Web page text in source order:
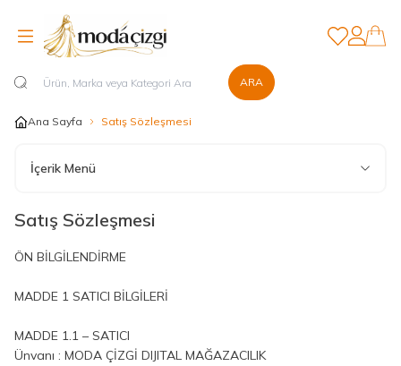
ARA
Hesabım
Favorilerim
Ana Sayfa Satış Sözleşmesi
İçerik Menü
Satış Sözleşmesi
ÖN BİLGİLENDİRME
MADDE 1 SATICI BİLGİLERİ
MADDE 1.1 – SATICI
Ünvanı : MODA ÇİZGİ DIJITAL MAĞAZACILIK